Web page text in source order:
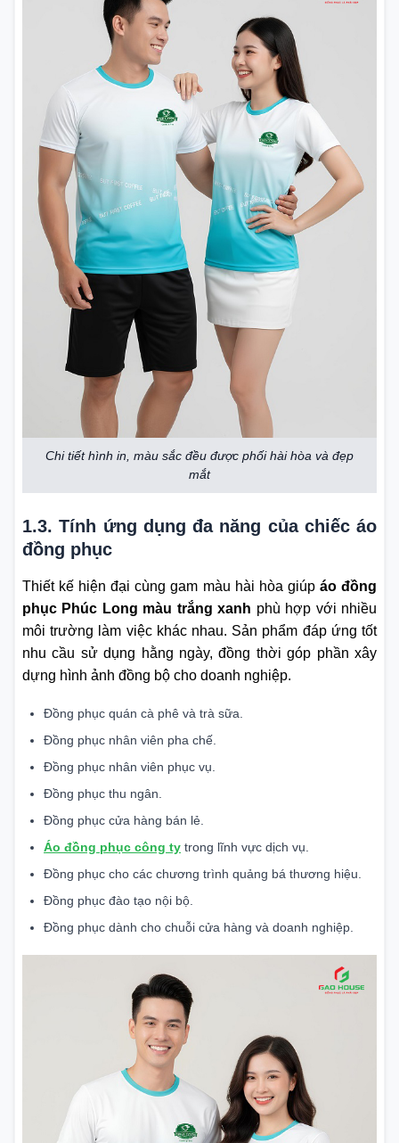
Chi tiết hình in, màu sắc đều được phối hài hòa và đẹp
mắt
1.3. Tính ứng dụng đa năng của chiếc áo
đồng phục
Thiết kế hiện đại cùng gam màu hài hòa giúp áo đồng
phục Phúc Long màu trắng xanh phù hợp với nhiều
môi trường làm việc khác nhau. Sản phẩm đáp ứng tốt
nhu cầu sử dụng hằng ngày, đồng thời góp phần xây
dựng hình ảnh đồng bộ cho doanh nghiệp.
Đồng phục quán cà phê và trà sữa.
Đồng phục nhân viên pha chế.
Đồng phục nhân viên phục vụ.
Đồng phục thu ngân.
Đồng phục cửa hàng bán lẻ.
Áo đồng phục công ty trong lĩnh vực dịch vụ.
Đồng phục cho các chương trình quảng bá thương hiệu.
Đồng phục đào tạo nội bộ.
Đồng phục dành cho chuỗi cửa hàng và doanh nghiệp.